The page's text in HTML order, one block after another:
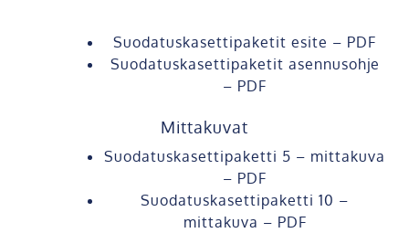
Suodatuskasettipaketit esite – PDF
Suodatuskasettipaketit asennusohje
– PDF
Mittakuvat
Suodatuskasettipaketti 5 – mittakuva
– PDF
Suodatuskasettipaketti 10 –
mittakuva – PDF